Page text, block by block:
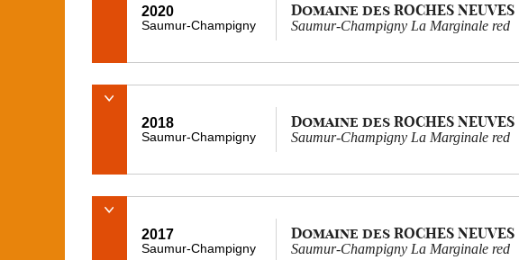
2020
Saumur-Champigny
Domaine des ROCHES NEUVES
Saumur-Champigny La Marginale red
2018
Saumur-Champigny
Domaine des ROCHES NEUVES
Saumur-Champigny La Marginale red
2017
Saumur-Champigny
Domaine des ROCHES NEUVES
Saumur-Champigny La Marginale red